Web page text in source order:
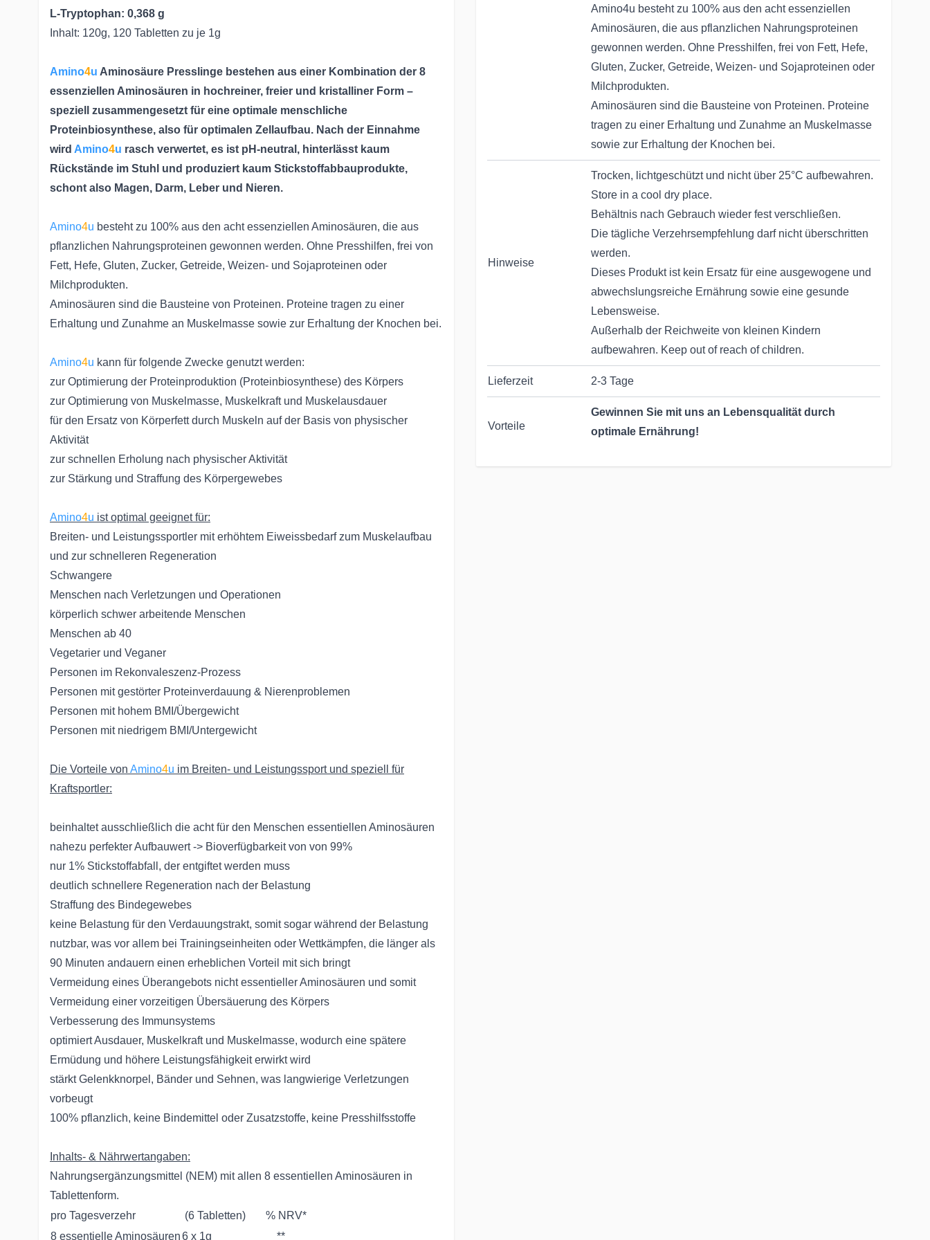
L-Tryptophan: 0,368 g
Inhalt: 120g, 120 Tabletten zu je 1g
Amino4u Aminosäure Presslinge bestehen aus einer Kombination der 8
essenziellen Aminosäuren in hochreiner, freier und kristalliner Form –
speziell zusammengesetzt für eine optimale menschliche
Proteinbiosynthese, also für optimalen Zellaufbau. Nach der Einnahme
wird Amino4u rasch verwertet, es ist pH-neutral, hinterlässt kaum
Rückstände im Stuhl und produziert kaum Stickstoffabbauprodukte,
schont also Magen, Darm, Leber und Nieren.
Amino4u besteht zu 100% aus den acht essenziellen Aminosäuren, die aus
pflanzlichen Nahrungsproteinen gewonnen werden. Ohne Presshilfen, frei von
Fett, Hefe, Gluten, Zucker, Getreide, Weizen- und Sojaproteinen oder
Milchprodukten.
Aminosäuren sind die Bausteine von Proteinen. Proteine tragen zu einer
Erhaltung und Zunahme an Muskelmasse sowie zur Erhaltung der Knochen bei.
Amino4u kann für folgende Zwecke genutzt werden:
zur Optimierung der Proteinproduktion (Proteinbiosynthese) des Körpers
zur Optimierung von Muskelmasse, Muskelkraft und Muskelausdauer
für den Ersatz von Körperfett durch Muskeln auf der Basis von physischer
Aktivität
zur schnellen Erholung nach physischer Aktivität
zur Stärkung und Straffung des Körpergewebes
Amino4u ist optimal geeignet für:
Breiten- und Leistungssportler mit erhöhtem Eiweissbedarf zum Muskelaufbau
und zur schnelleren Regeneration
Schwangere
Menschen nach Verletzungen und Operationen
körperlich schwer arbeitende Menschen
Menschen ab 40
Vegetarier und Veganer
Personen im Rekonvaleszenz-Prozess
Personen mit gestörter Proteinverdauung & Nierenproblemen
Personen mit hohem BMI/Übergewicht
Personen mit niedrigem BMI/Untergewicht
Die Vorteile von Amino4u im Breiten- und Leistungssport und speziell für
Kraftsportler:
beinhaltet ausschließlich die acht für den Menschen essentiellen Aminosäuren
nahezu perfekter Aufbauwert -> Bioverfügbarkeit von von 99%
nur 1% Stickstoffabfall, der entgiftet werden muss
deutlich schnellere Regeneration nach der Belastung
Straffung des Bindegewebes
keine Belastung für den Verdauungstrakt, somit sogar während der Belastung
nutzbar, was vor allem bei Trainingseinheiten oder Wettkämpfen, die länger als
90 Minuten andauern einen erheblichen Vorteil mit sich bringt
Vermeidung eines Überangebots nicht essentieller Aminosäuren und somit
Vermeidung einer vorzeitigen Übersäuerung des Körpers
Verbesserung des Immunsystems
optimiert Ausdauer, Muskelkraft und Muskelmasse, wodurch eine spätere
Ermüdung und höhere Leistungsfähigkeit erwirkt wird
stärkt Gelenkknorpel, Bänder und Sehnen, was langwierige Verletzungen
vorbeugt
100% pflanzlich, keine Bindemittel oder Zusatzstoffe, keine Presshilfsstoffe
Inhalts- & Nährwertangaben:
Nahrungsergänzungsmittel (NEM) mit allen 8 essentiellen Aminosäuren in
Tablettenform.
pro Tagesverzehr
(6 Tabletten)
% NRV*
8 essentielle Aminosäuren6 x 1g **
Amino4u besteht zu 100% aus den acht essenziellen
Aminosäuren, die aus pflanzlichen Nahrungsproteinen
gewonnen werden. Ohne Presshilfen, frei von Fett, Hefe,
Gluten, Zucker, Getreide, Weizen- und Sojaproteinen oder
Milchprodukten.
Aminosäuren sind die Bausteine von Proteinen. Proteine
tragen zu einer Erhaltung und Zunahme an Muskelmasse
sowie zur Erhaltung der Knochen bei.
Hinweise
Trocken, lichtgeschützt und nicht über 25°C aufbewahren.
Store in a cool dry place.
Behältnis nach Gebrauch wieder fest verschließen.
Die tägliche Verzehrsempfehlung darf nicht überschritten
werden.
Dieses Produkt ist kein Ersatz für eine ausgewogene und
abwechslungsreiche Ernährung sowie eine gesunde
Lebensweise.
Außerhalb der Reichweite von kleinen Kindern
aufbewahren. Keep out of reach of children.
Lieferzeit 2-3 Tage
Vorteile
Gewinnen Sie mit uns an Lebensqualität durch
optimale Ernährung!